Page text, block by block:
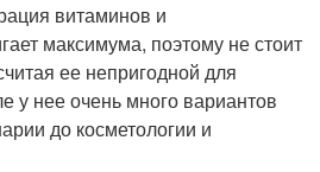
витаминов и
максимума, поэтому не стоит
ее непригодной для
у нее очень много вариантов
до косметологии и